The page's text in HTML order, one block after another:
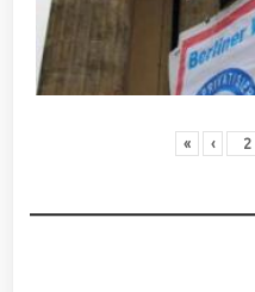
« ‹